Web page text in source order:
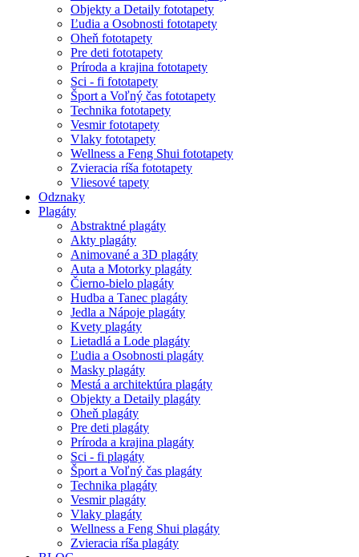
Objekty a Detaily fototapety
Ľudia a Osobnosti fototapety
Oheň fototapety
Pre deti fototapety
Príroda a krajina fototapety
Sci - fi fototapety
Šport a Voľný čas fototapety
Technika fototapety
Vesmir fototapety
Vlaky fototapety
Wellness a Feng Shui fototapety
Zvieracia ríša fototapety
Vliesové tapety
Odznaky
Plagáty
Abstraktné plagáty
Akty plagáty
Animované a 3D plagáty
Auta a Motorky plagáty
Čierno-bielo plagáty
Hudba a Tanec plagáty
Jedla a Nápoje plagáty
Kvety plagáty
Lietadlá a Lode plagáty
Ľudia a Osobnosti plagáty
Masky plagáty
Mestá a architektúra plagáty
Objekty a Detaily plagáty
Oheň plagáty
Pre deti plagáty
Príroda a krajina plagáty
Sci - fi plagáty
Šport a Voľný čas plagáty
Technika plagáty
Vesmir plagáty
Vlaky plagáty
Wellness a Feng Shui plagáty
Zvieracia ríša plagáty